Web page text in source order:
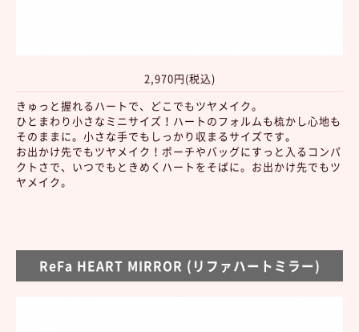
2,970円(税込)
きゅっと握れるハートで、どこでもツヤメイク。
ひとまわり小さなミニサイズ！ハートのフォルムも梳かし心地も
そのままに。小さな手でもしっかり収まるサイズです。
お出かけ先でもツヤメイク！ポーチやバッグにすっと入るコンパ
クトさで、いつでもときめくハートをそばに。お出かけ先でもツ
ヤメイク。
ReFa HEART MIRROR (リファハートミラー)